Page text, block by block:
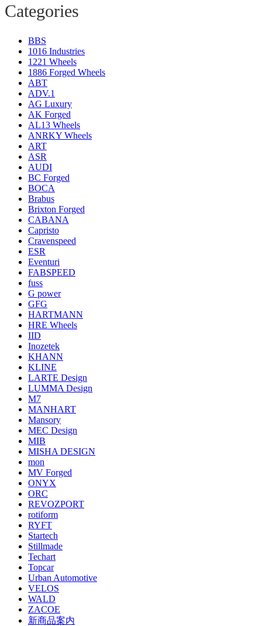
Categories
BBS
1016 Industries
1221 Wheels
1886 Forged Wheels
ABT
ADV.1
AG Luxury
AK Forged
AL13 Wheels
ANRKY Wheels
ART
ASR
AUDI
BC Forged
BOCA
Brabus
Brixton Forged
CABANA
Capristo
Cravenspeed
ESR
Eventuri
FABSPEED
fuss
G power
GFG
HARTMANN
HRE Wheels
IID
Inozetek
KHANN
KLINE
LARTE Design
LUMMA Design
M7
MANHART
Mansory
MEC Design
MIB
MISHA DESIGN
mon
MV Forged
ONYX
ORC
REVOZPORT
rotiform
RYFT
Startech
Stillmade
Techart
Topcar
Urban Automotive
VELOS
WALD
ZACOE
新商品案内